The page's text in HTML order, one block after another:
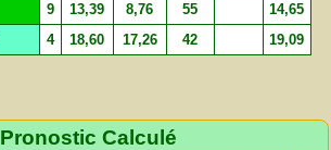
9 13,39 8,76 55 14,65
4 18,60 17,26 42 19,09
Pronostic Calculé